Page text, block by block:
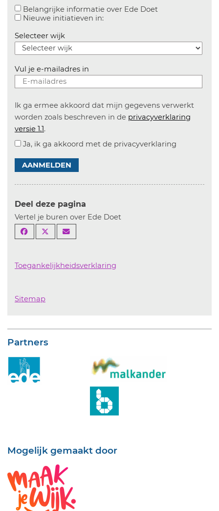
Belangrijke informatie over Ede Doet
Nieuwe initiatieven in:Aanvinken om informatie over
Selecteer wijk
Vul je e-mailadres in
Ik ga ermee akkoord dat mijn gegevens verwerkt
worden zoals beschreven in de privacyverklaring
versie 1.1.
Ja, ik ga akkoord met de privacyverklaring
AANMELDEN
Deel deze pagina
Vertel je buren over Ede Doet
Toegankelijkheidsverklaring
Sitemap
Partners
Mogelijk gemaakt door